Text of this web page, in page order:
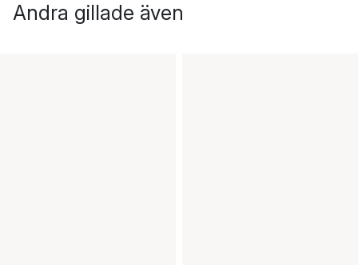
Andra gillade även